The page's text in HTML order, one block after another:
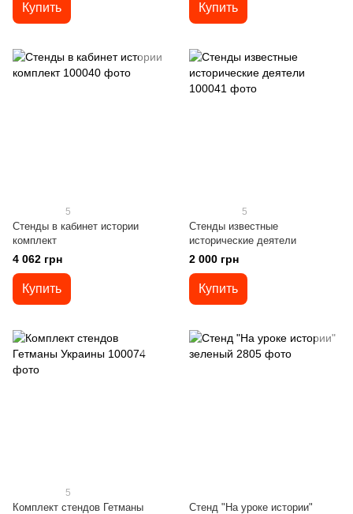
Купить Купить
5
Стенды в кабинет истории
комплект
4 062 грн
Купить
5
Стенды известные
исторические деятели
2 000 грн
Купить
5
Комплект стендов Гетманы
Стенд "На уроке истории"